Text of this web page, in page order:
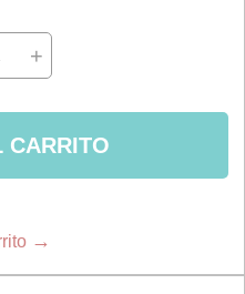
+
CARRITO
→